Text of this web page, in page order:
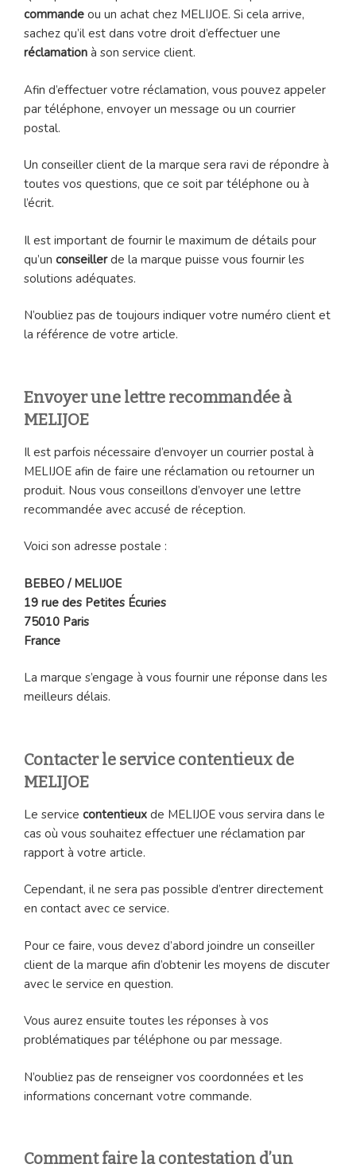
commande ou un achat chez MELIJOE. Si cela arrive,
sachez qu’il est dans votre droit d’effectuer une
réclamation à son service client.
Afin d’effectuer votre réclamation, vous pouvez appeler
par téléphone, envoyer un message ou un courrier
postal.
Un conseiller client de la marque sera ravi de répondre à
toutes vos questions, que ce soit par téléphone ou à
l’écrit.
Il est important de fournir le maximum de détails pour
qu’un conseillerde la marque puisse vous fournir les
solutions adéquates.
N’oubliez pas de toujours indiquer votre numéro client et
la référence de votre article.
Envoyer une lettre recommandée à
MELIJOE
Il est parfois nécessaire d’envoyer un courrier postal à
MELIJOE afin de faire une réclamation ou retourner un
produit. Nous vous conseillons d’envoyer une lettre
recommandée avec accusé de réception.
Voici son adresse postale :
BEBEO / MELIJOE
19 rue des Petites Écuries
75010 Paris
France
La marque s’engage à vous fournir une réponse dans les
meilleurs délais.
Contacter le service contentieux de
MELIJOE
Le service contentieux de MELIJOE vous servira dans le
cas où vous souhaitez effectuer une réclamation par
rapport à votre article.
Cependant, il ne sera pas possible d’entrer directement
en contact avec ce service.
Pour ce faire, vous devez d’abord joindre un conseiller
client de la marque afin d’obtenir les moyens de discuter
avec le service en question.
Vous aurez ensuite toutes les réponses à vos
problématiques par téléphone ou par message.
N’oubliez pas de renseigner vos coordonnées et les
informations concernant votre commande.
Comment faire la contestation d’un